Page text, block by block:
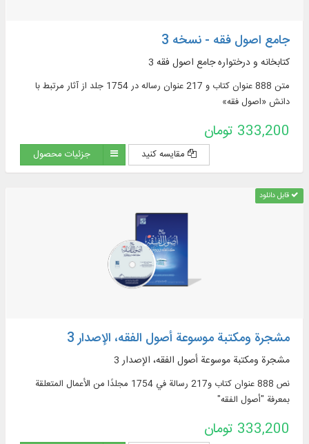
جامع اصول فقه - نسخه 3
کتابخانه و درختواره جامع اصول فقه 3
متن 888 عنوان کتاب و 217 عنوان رساله در 1754 جلد از آثار مرتبط با
دانش «اصول فقه»
333,200 تومان
مقایسه کنید جزئیات محصول
قابل دانلود
مشجرة ومكتبة موسوعة أصول الفقه، الإصدار 3
مشجرة ومكتبة موسوعة أصول الفقه، الإصدار 3
نص 888 عنوان كتاب و217 رسالة في 1754 مجلدًا من الأعمال المتعلقة
بمعرفة "أصول الفقه"
333,200 تومان